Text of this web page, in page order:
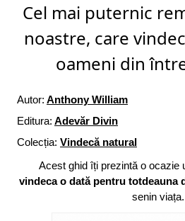
Cel mai puternic
noastre, care
oameni din
Autor: Anthony William
Editura: Adevăr Divin
Colecția: Vindecă natural
Acest ghid îți prezintă o ocazie
vindeca o dată pentru totdeauna
senin viața.